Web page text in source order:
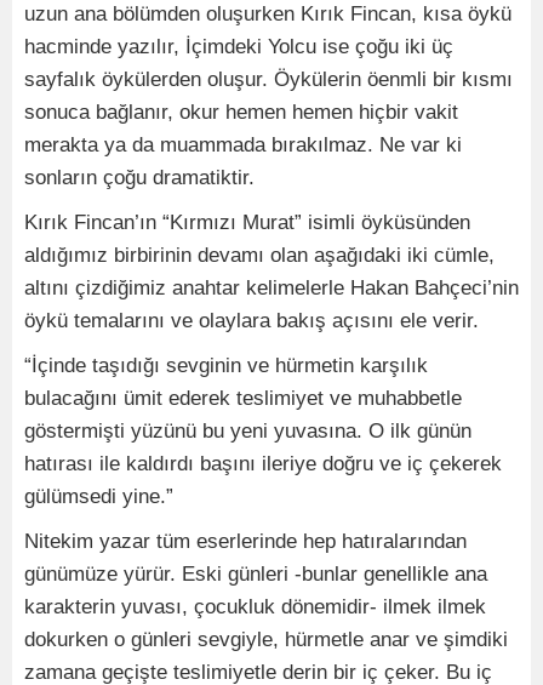
uzun ana bölümden oluşurken Kırık Fincan, kısa öykü
hacminde yazılır, İçimdeki Yolcu ise çoğu iki üç
sayfalık öykülerden oluşur. Öykülerin öenmli bir kısmı
sonuca bağlanır, okur hemen hemen hiçbir vakit
merakta ya da muammada bırakılmaz. Ne var ki
sonların çoğu dramatiktir.
Kırık Fincan’ın “Kırmızı Murat” isimli öyküsünden
aldığımız birbirinin devamı olan aşağıdaki iki cümle,
altını çizdiğimiz anahtar kelimelerle Hakan Bahçeci’nin
öykü temalarını ve olaylara bakış açısını ele verir.
“İçinde taşıdığı sevginin ve hürmetin karşılık
bulacağını ümit ederek teslimiyet ve muhabbetle
göstermişti yüzünü bu yeni yuvasına. O ilk günün
hatırası ile kaldırdı başını ileriye doğru ve iç çekerek
gülümsedi yine.”
Nitekim yazar tüm eserlerinde hep hatıralarından
günümüze yürür. Eski günleri -bunlar genellikle ana
karakterin yuvası, çocukluk dönemidir- ilmek ilmek
dokurken o günleri sevgiyle, hürmetle anar ve şimdiki
zamana geçişte teslimiyetle derin bir iç çeker. Bu iç